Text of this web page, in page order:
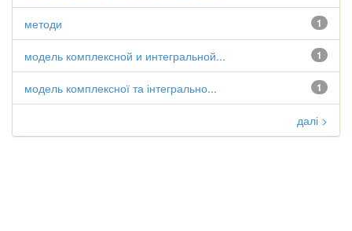
1
методи
1
модель комплексной и интегральной...
1
модель комплексної та інтегрально...
далі >